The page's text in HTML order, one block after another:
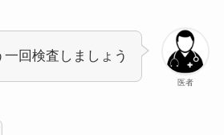
医者
一回検査しましょう